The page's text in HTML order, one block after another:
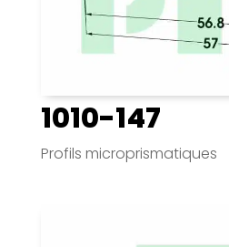
1010-147
Profils microprismatiques